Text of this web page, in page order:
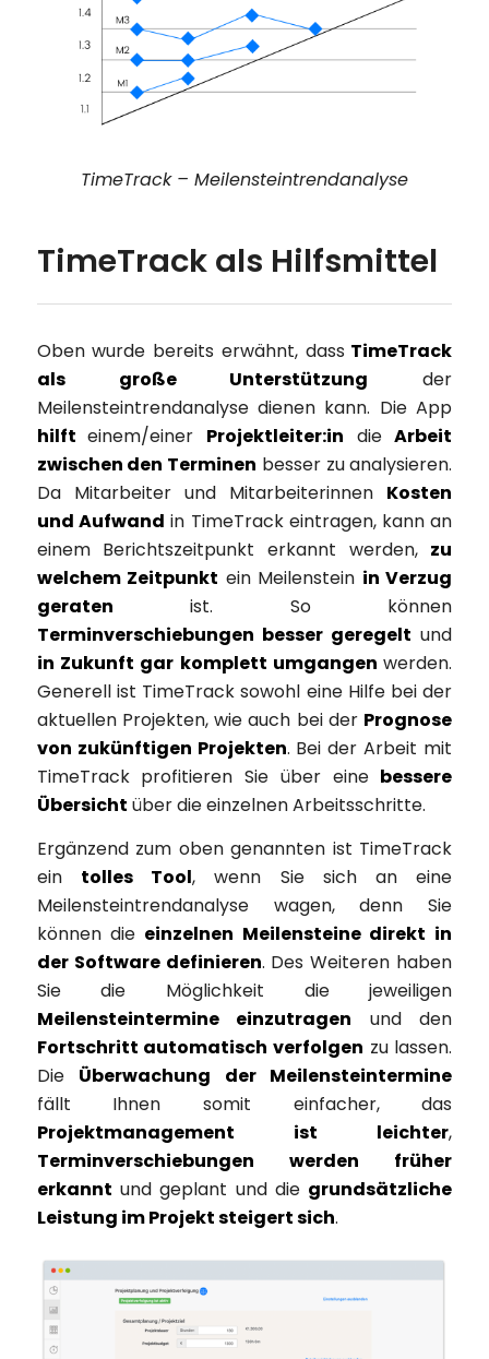
TimeTrack – Meilensteintrendanalyse
TimeTrack als Hilfsmittel
Oben wurde bereits erwähnt, dass TimeTrack
als große Unterstützung der
Meilensteintrendanalyse dienen kann. Die App
hilfteinem/einer Projektleiter:in dieArbeit
zwischen den Terminen besser zu analysieren.
Da Mitarbeiter und Mitarbeiterinnen Kosten
und Aufwand in TimeTrack eintragen, kann an
einem Berichtszeitpunkt erkannt werden, zu
welchem Zeitpunkt ein Meilenstein in Verzug
geraten ist. So können
Terminverschiebungen besser geregelt und
in Zukunft gar komplett umgangenwerden.
Generell ist TimeTrack sowohl eine Hilfe bei der
aktuellen Projekten, wie auch bei der Prognose
von zukünftigen Projekten. Bei der Arbeit mit
TimeTrack profitieren Sie über eine bessere
Übersicht über die einzelnen Arbeitsschritte.
Ergänzend zum oben genannten ist TimeTrack
ein tolles Tool, wenn Sie sich an eine
Meilensteintrendanalyse wagen, denn Sie
können die einzelnen Meilensteine direkt in
der Software definieren. Des Weiteren haben
Sie die Möglichkeit die jeweiligen
Meilensteintermine einzutragen und den
Fortschritt automatisch verfolgen zu lassen.
Die Überwachung der Meilensteintermine
fällt Ihnen somit einfacher, das
Projektmanagement ist leichter,
Terminverschiebungen werden früher
erkannt und geplant und die grundsätzliche
Leistung im Projekt steigert sich.